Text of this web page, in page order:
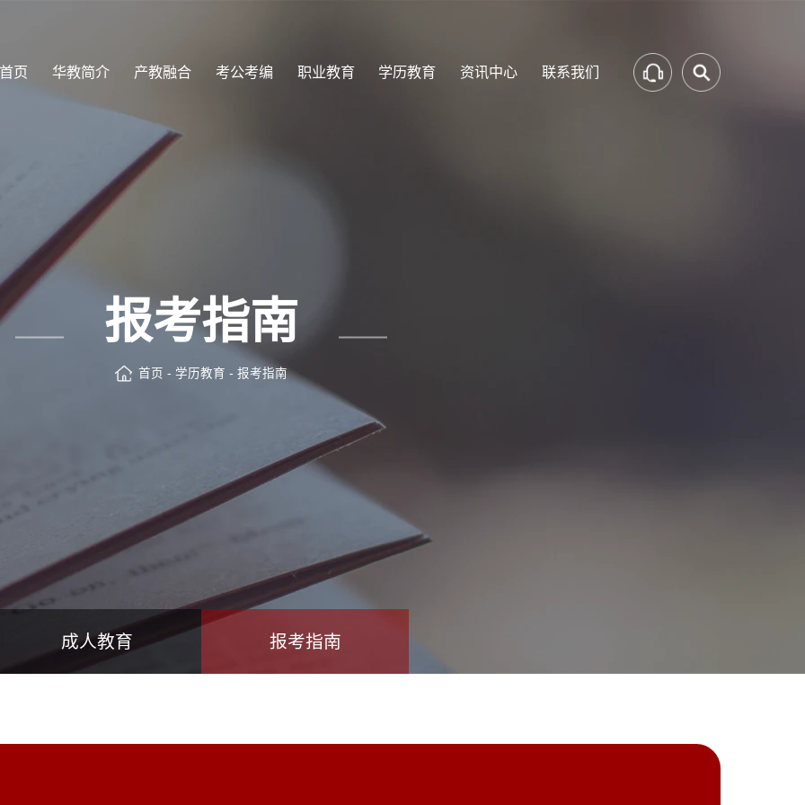
首页 华教简介 产教融合 考公考编 职业教育 学历教育 资讯中心 联系我们
报考指南
首页 -学历教育 -报考指南
成人教育 报考指南